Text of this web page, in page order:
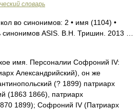
словарь
во синонимов: 2 • имя (1104) •
ASIS. В.Н. Тришин. 2013 …
имя. Персоналии Софроний IV:
Александрийский), он же
(? 1899) патриарх
(1863 1866), патриарх
1899); Софроний IV (Патриарх